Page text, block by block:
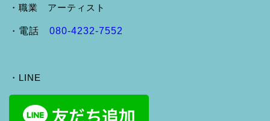
・職業 アーティスト
・ 電話 080-4232-7552
・LINE